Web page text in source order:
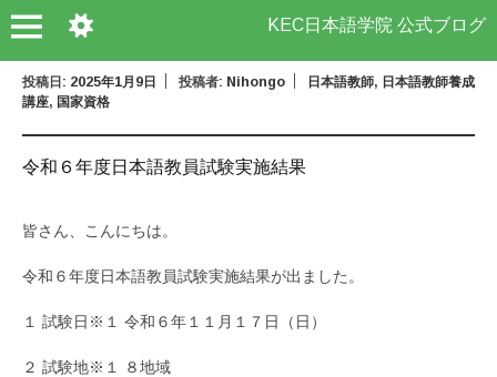
KEC日本語学院 公式ブログ
投稿日: 2025年1月9日 投稿者: Nihongo 日本語教師, 日本語教師養成
講座, 国家資格
令和６年度日本語教員試験実施結果
皆さん、こんにちは。
令和６年度日本語教員試験実施結果が出ました。
１ 試験日※１ 令和６年１１月１７日（日）
２ 試験地※１ ８地域